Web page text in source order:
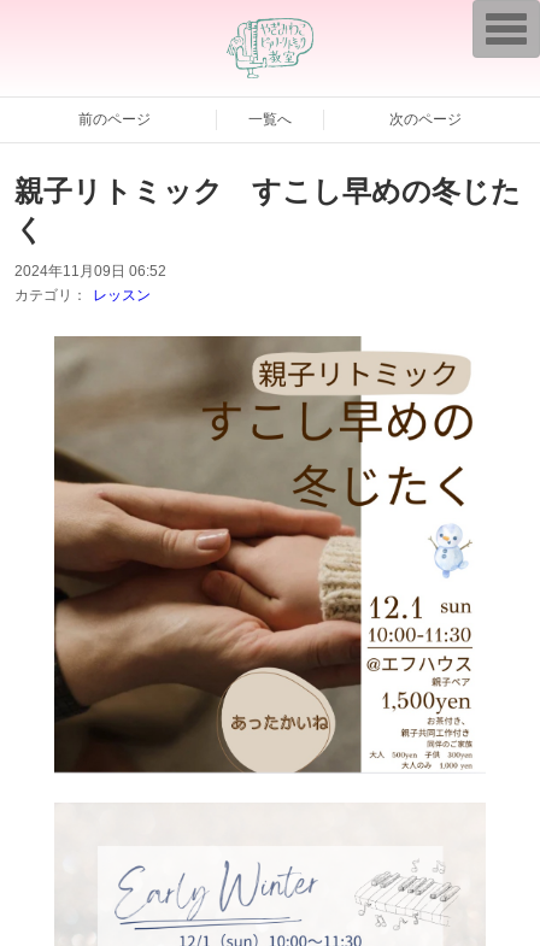
前のページ 一覧へ 次のページ
親子リトミック すこし早めの冬じた
く
2024年11月09日 06:52
カテゴリ：
レッスン
T
o
g
l
a
i
g